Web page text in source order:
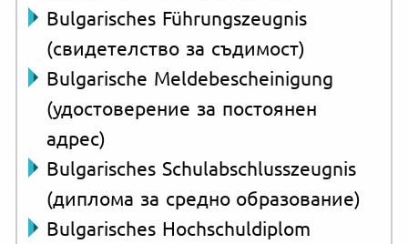
Bulgarisches Führungszeugnis
(свидетелство за съдимост)
Bulgarische Meldebescheinigung
(удостоверение за постоянен
адрес)
Bulgarisches Schulabschlusszeugnis
(диплома за средно образование)
Bulgarisches Hochschuldiplom